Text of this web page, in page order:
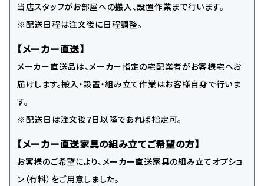
当店スタッフがお部屋への搬入、設置作業まで行います。
※配送日程は注文後に日程調整。
【メーカー直送】
メーカー直送品は、メーカー指定の宅配業者がお客様宅へお
届けします。搬入・設置・組み立て作業はお客様自身で行いま
す。
※配送日は注文後7日以降であれば指定可。
【メーカー直送家具の組み立てご希望の方】
お客様のご希望により、メーカー直送家具の組み立てオプショ
ン（有料）をご用意しました。